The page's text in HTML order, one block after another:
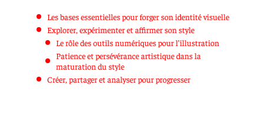
Les bases essentielles pour forger son identité visuelle
Explorer, expérimenter et affirmer son style
Le rôle des outils numériques pour l’illustration
Patience et persévérance artistique dans la
maturation du style
Créer, partager et analyser pour progresser